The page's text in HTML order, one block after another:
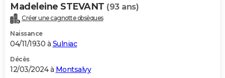
Madeleine STEVANT (93 ans)
Créer une cagnotte obsèques
Naissance
04/11/1930 à Sulniac
Décès
12/03/2024 à Montsalvy